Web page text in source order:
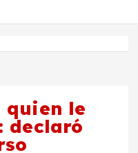
noticias/editorial
quien le
declaró